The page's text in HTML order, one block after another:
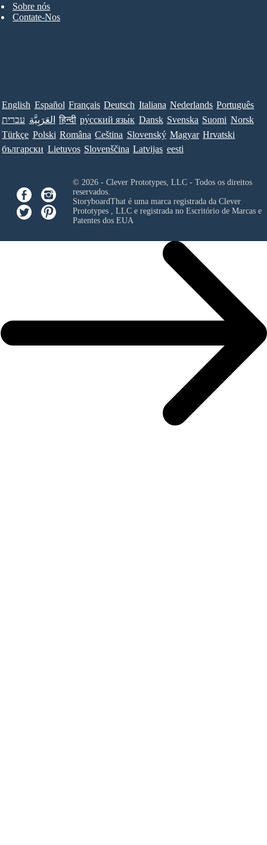
Sobre nós
Contate-Nos
English Español Français Deutsch Italiana Nederlands Português
עברית العَرَبِيَّة हिन्दी ру́сский язы́к Dansk Svenska Suomi Norsk
Türkçe Polski Româna Ceština Slovenský Magyar Hrvatski
български Lietuvos Slovenščina Latvijas eesti
© 2026 - Clever Prototypes, LLC - Todos os direitos
reservados.
StoryboardThat é uma marca registrada da Clever
Prototypes , LLCe registrada no Escritório de Marcas e
Patentes dos EUA